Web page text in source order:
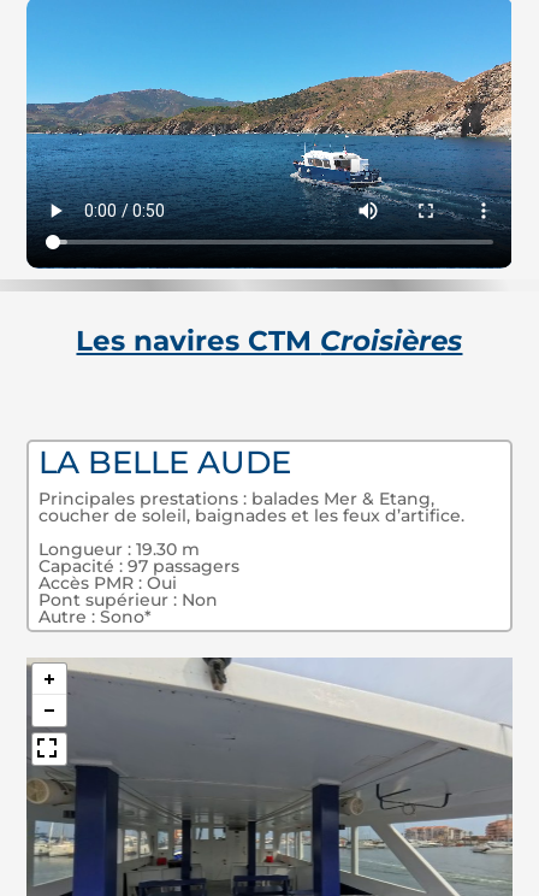
Les navires CTM Croisières
LA BELLE AUDE
Principales prestations : balades Mer & Etang,
coucher de soleil, baignades et les feux d’artifice.
Longueur : 19.30 m
Capacité : 97 passagers
Accès PMR : Oui
Pont supérieur : Non
Autre : Sono*